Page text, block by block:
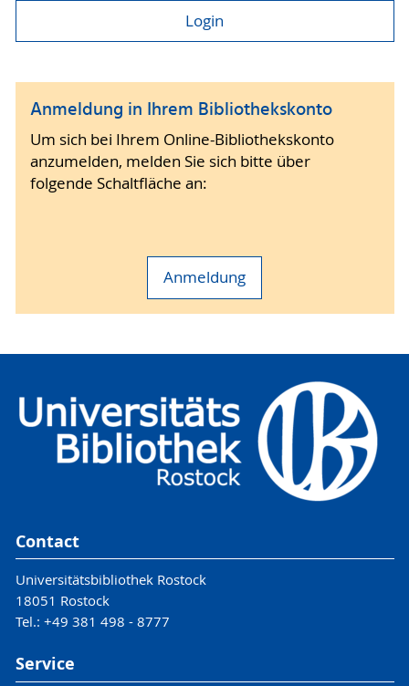
Anmeldung in Ihrem Bibliothekskonto
Um sich bei Ihrem Online-Bibliothekskonto
anzumelden, melden Sie sich bitte über
folgende Schaltfläche an:
Anmeldung
Contact
Universitätsbibliothek Rostock
18051 Rostock
Tel.: +49 381 498 - 8777
Service